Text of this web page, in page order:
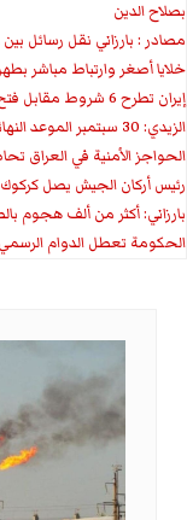
بصلاح الدين
مصادر : بارزاني نقل رسائل
خلايا أصغر وارتباط مباشر
إيران تطرح 6 شروط مقابل فتح هرمز بينها تتعلق بالعراق
الزيدي: 30 سبتمبر الموعد النهائي لانسحاب قوات التحالف
الحواجز الأمنية في العراق
رئيس أركان الجيش يصل
بارزاني: أكثر من ألف هجوم
الحكومة تعطل الدوام الرسمي